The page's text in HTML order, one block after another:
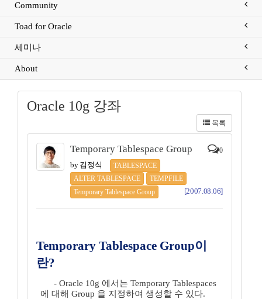
Community
Toad for Oracle
세미나
About
Oracle 10g 강좌
목록
Temporary Tablespace Group 0
by 김정식
TABLESPACE
ALTER TABLESPACE
TEMPFILE
Temporary Tablespace Group
[2007.08.06]
Temporary Tablespace Group이
란?
- Oracle 10g 에서는 Temporary Tablespaces
에 대해 Group 을 지정하여 생성할 수 있다.